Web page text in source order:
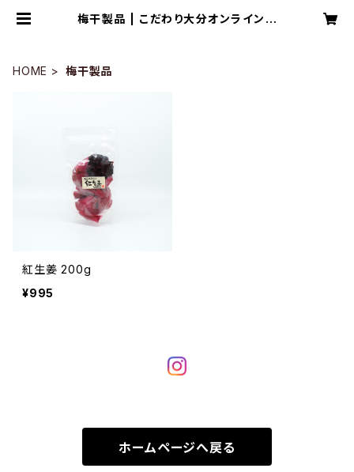
梅干製品 | こだわり大分オンラインシ
HOME 梅干製品
紅生姜 200g
¥995
ホームページへ戻る